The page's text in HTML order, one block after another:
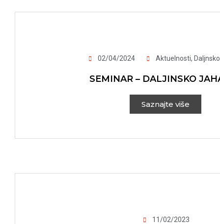
02/04/2024 Aktuelnosti,
SEMINAR – DALJINSKO
Saznajte više
11/02/2023